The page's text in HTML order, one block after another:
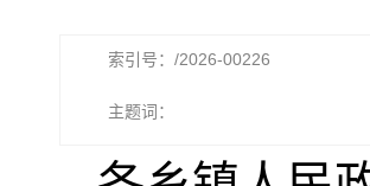
索引号：/2026-00226
主题词：